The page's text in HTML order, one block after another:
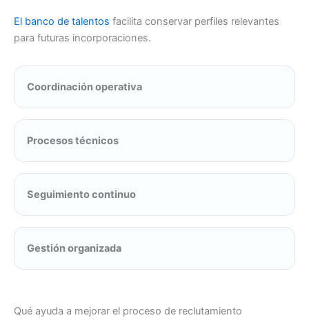
El banco de talentos facilita conservar perfiles relevantes
para futuras incorporaciones.
Coordinación operativa
Procesos técnicos
Seguimiento continuo
Gestión organizada
Qué ayuda a mejorar el proceso de reclutamiento